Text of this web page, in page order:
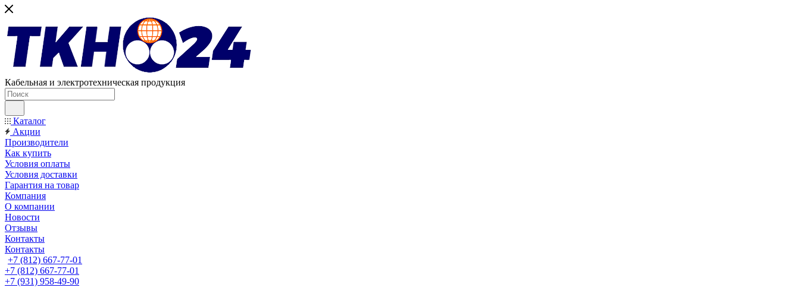
Кабельная и электротехническая продукция
Каталог
Акции
Производители
Как купить
Условия оплаты
Условия доставки
Гарантия на товар
Компания
О компании
Новости
Отзывы
Контакты
Контакты
+7 (812) 667-77-01
+7 (812) 667-77-01
+7 (931) 958-49-90